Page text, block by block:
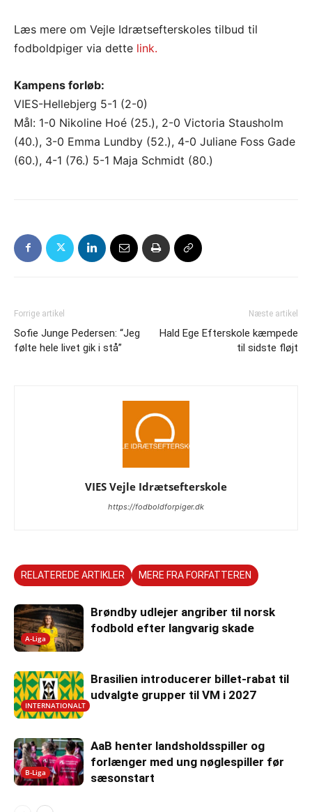
Læs mere om Vejle Idrætsefterskoles tilbud til
fodboldpiger via dette link.
Kampens forløb:
VIES-Hellebjerg 5-1 (2-0)
Mål: 1-0 Nikoline Hoé (25.), 2-0 Victoria Stausholm
(40.), 3-0 Emma Lundby (52.), 4-0 Juliane Foss Gade
(60.), 4-1 (76.) 5-1 Maja Schmidt (80.)
Forrige artikel
Sofie Junge Pedersen: “Jeg
følte hele livet gik i stå”
Næste artikel
Hald Ege Efterskole kæmpede
til sidste fløjt
VIES Vejle Idrætsefterskole
https://fodboldforpiger.dk
RELATEREDE ARTIKLER MERE FRA FORFATTEREN
A-Liga
Brøndby udlejer angriber til norsk
fodbold efter langvarig skade
INTERNATIONALT
Brasilien introducerer billet-rabat til
udvalgte grupper til VM i 2027
B-Liga
AaB henter landsholdsspiller og
forlænger med ung nøglespiller før
sæsonstart